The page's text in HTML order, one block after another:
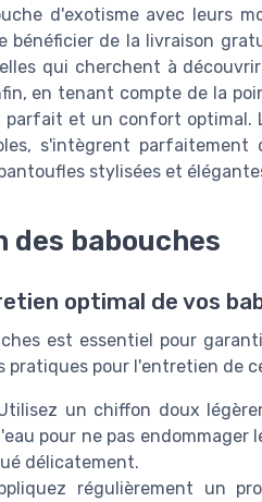
d'exotisme avec leurs
bénéficier de la livraison
qui cherchent à
en tenant compte de la
et un confort optimal.
s'intègrent
stylisées et
babouches
optimal de vos
est essentiel pour
pratiques pour l'entretien de
un chiffon doux
pour ne pas endommager
délicatement.
régulièrement un